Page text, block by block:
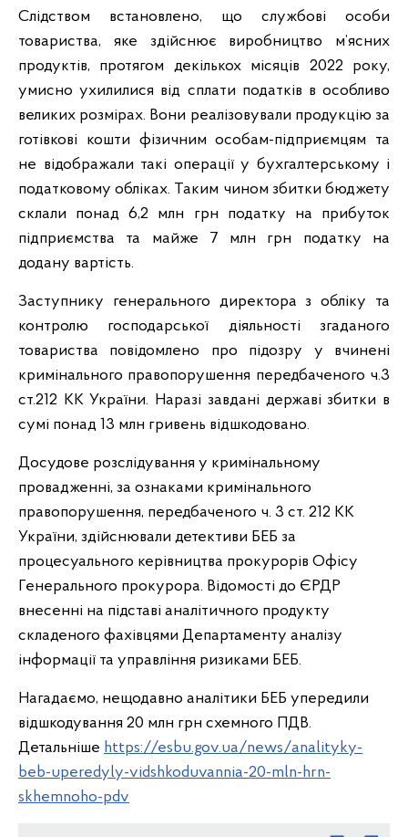
Слідством встановлено, що службові особи
товариства, яке здійснює виробництво м’ясних
продуктів, протягом декількох місяців 2022 року,
умисно ухилилися від сплати податків в особливо
великих розмірах. Вони реалізовували продукцію за
готівкові кошти фізичним особам-підприємцям та
не відображали такі операції у бухгалтерському і
податковому обліках. Таким чином збитки бюджету
склали понад 6,2 млн грн податку на прибуток
підприємства та майже 7 млн грн податку на
додану вартість.
Заступнику генерального директора з обліку та
контролю господарської діяльності згаданого
товариства повідомлено про підозру у вчинені
кримінального правопорушення передбаченого ч.3
ст.212 КК України. Наразі завдані державі збитки в
сумі понад 13 млн гривень відшкодовано.
Досудове розслідування у кримінальному
провадженні, за ознаками кримінального
правопорушення, передбаченого ч. 3 ст. 212 КК
України, здійснювали детективи БЕБ за
процесуального керівництва прокурорів Офісу
Генерального прокурора. Відомості до ЄРДР
внесенні на підставі аналітичного продукту
складеного фахівцями Департаменту аналізу
інформації та управління ризиками БЕБ.
Нагадаємо, нещодавно аналітики БЕБ упередили
відшкодування 20 млн грн схемного ПДВ.
Детальніше https://esbu.gov.ua/news/analityky-
beb-uperedyly-vidshkoduvannia-20-mln-hrn-
skhemnoho-pdv